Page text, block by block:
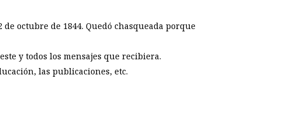
octubre de 1844. Quedó chasqueada porque
y todos los mensajes que recibiera.
las publicaciones, etc.